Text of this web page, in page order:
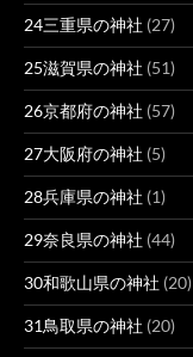
24三重県の神社 (27)
25滋賀県の神社 (51)
26京都府の神社 (57)
27大阪府の神社 (5)
28兵庫県の神社 (1)
29奈良県の神社 (44)
30和歌山県の神社 (20)
31鳥取県の神社 (20)